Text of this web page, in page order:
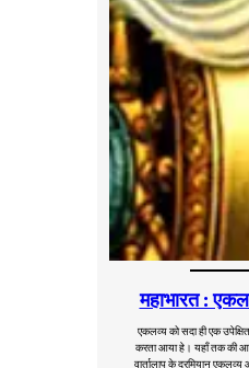
महाभारत :
एकलव्य को सदा ही एक
करता आया हे। यहाँ तक की
वार्तालाप के दरमियान एकलव्य